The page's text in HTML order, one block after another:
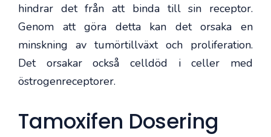
hindrar det från att binda till sin receptor.
Genom att göra detta kan det orsaka en
minskning av tumörtillväxt och proliferation.
Det orsakar också celldöd i celler med
östrogenreceptorer.
Tamoxifen Dosering